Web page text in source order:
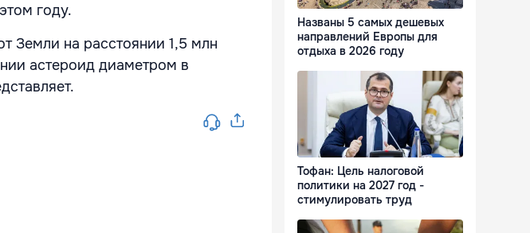
году.
Земли на расстоянии 1,5 млн
астероид диаметром в
Названы 5 самых дешевых
направлений Европы для
отдыха в 2026 году
Тофан: Цель налоговой
политики на 2027 год -
стимулировать труд